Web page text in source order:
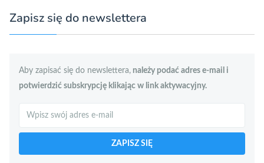
Zapisz się do newslettera
Aby zapisać się do newslettera, należy podać adres e-mail i
potwierdzić subskrypcję klikając w link aktywacyjny.
ZAPISZ SIĘ